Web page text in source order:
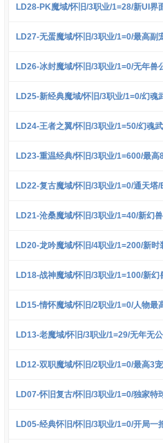
LD28-PK魔域/怀旧/3职业/1=28/新UI界
LD27-无蛋魔域/怀旧/3职业/1=0/最高副
LD26-冰封魔域/怀旧/3职业/1=0/无年兽
LD25-新经典魔域/怀旧/3职业/1=0/幻魂
LD24-王者之翼/怀旧/3职业/1=50/幻魂
LD23-重温经典/怀旧/3职业/1=600/最
LD22-复古魔域/怀旧/3职业/1=0/通天塔
LD21-沧桑魔域/怀旧/3职业/1=40/新幻
LD20-龙吟魔域/怀旧/4职业/1=200/新
LD18-战神魔域/怀旧/3职业/1=100/新
LD15-情怀魔域/怀旧/2职业/1=0/人物最
LD13-老魔域/怀旧/3职业/1=29/无年无
LD12-双职魔域/怀旧/2职业/1=0/最高3
LD07-怀旧复古/怀旧/3职业/1=0/独家特
LD05-经典怀旧/怀旧/3职业/1=0/开局一